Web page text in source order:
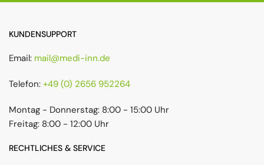
KUNDENSUPPORT
Email: mail@medi-inn.de
Telefon: +49 (0) 2656 952264
Montag - Donnerstag: 8:00 - 15:00 Uhr
Freitag: 8:00 - 12:00 Uhr
RECHTLICHES & SERVICE